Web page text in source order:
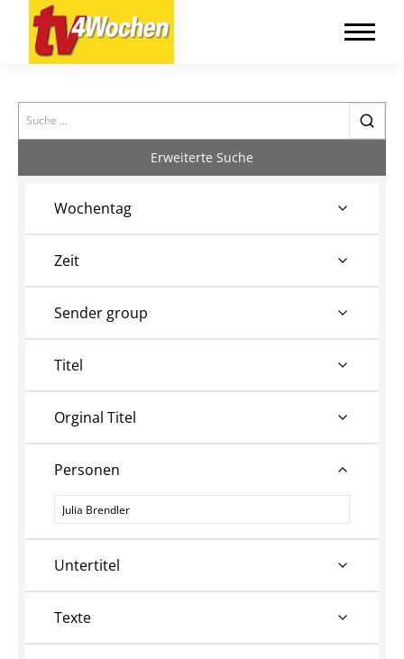
Search
Erweiterte Suche
Wochentag
Zeit
Sender group
Titel
Orginal Titel
Personen
Personen
Untertitel
Texte